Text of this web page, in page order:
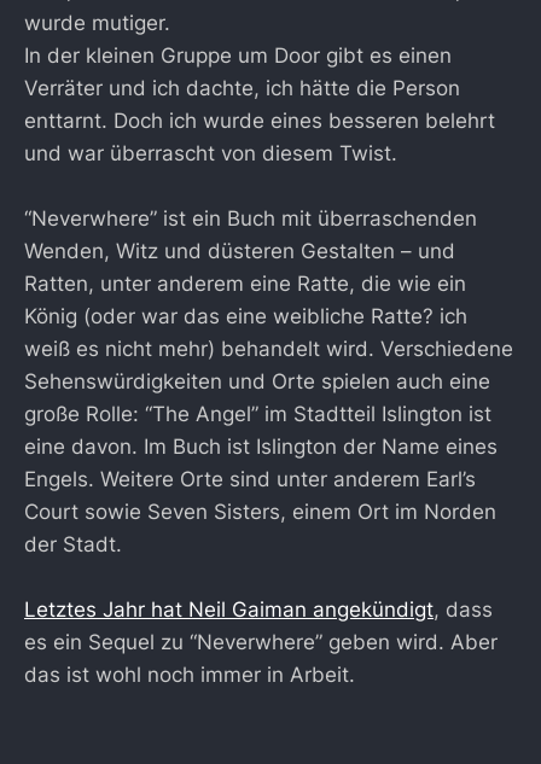
wurde mutiger.
In der kleinen Gruppe um Door gibt es einen
Verräter und ich dachte, ich hätte die Person
enttarnt. Doch ich wurde eines besseren belehrt
und war überrascht von diesem Twist.
“Neverwhere” ist ein Buch mit überraschenden
Wenden, Witz und düsteren Gestalten – und
Ratten, unter anderem eine Ratte, die wie ein
König (oder war das eine weibliche Ratte? ich
weiß es nicht mehr) behandelt wird. Verschiedene
Sehenswürdigkeiten und Orte spielen auch eine
große Rolle: “The Angel” im Stadtteil Islington ist
eine davon. Im Buch ist Islington der Name eines
Engels. Weitere Orte sind unter anderem Earl’s
Court sowie Seven Sisters, einem Ort im Norden
der Stadt.
Letztes Jahr hat Neil Gaiman angekündigt, dass
es ein Sequel zu “Neverwhere” geben wird. Aber
das ist wohl noch immer in Arbeit.